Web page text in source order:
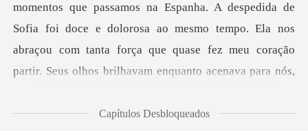
Sair
Baixar App
entos que passamos na Espanha. A despedida de
Sofia foi doce e dolorosa ao mesmo tempo. Ela nos
abraçou com tant
Capítulos Desbloqueados